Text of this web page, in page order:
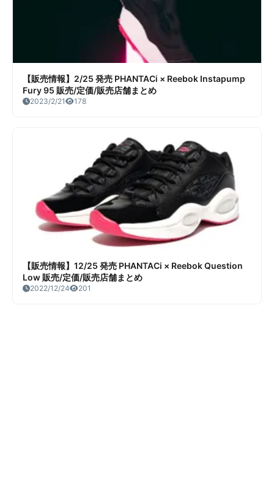
【販売情報】2/25 発売 PHANTACi × Reebok Instapump
Fury 95 販売/定価/販売店舗まとめ
2023/2/21 178
【販売情報】12/25 発売 PHANTACi × Reebok Question
Low 販売/定価/販売店舗まとめ
2022/12/24 201